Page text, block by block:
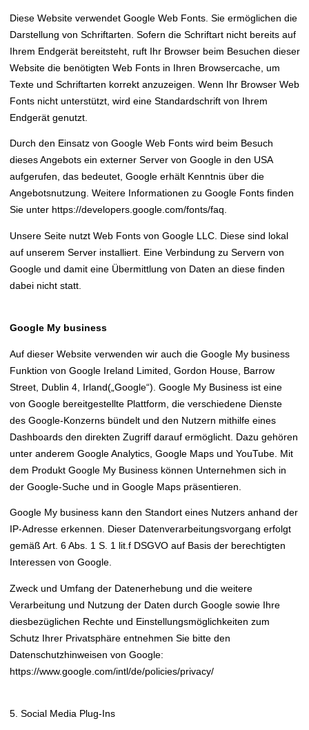
Diese Website verwendet Google Web Fonts. Sie ermöglichen die
Darstellung von Schriftarten. Sofern die Schriftart nicht bereits auf
Ihrem Endgerät bereitsteht, ruft Ihr Browser beim Besuchen dieser
Website die benötigten Web Fonts in Ihren Browsercache, um
Texte und Schriftarten korrekt anzuzeigen. Wenn Ihr Browser Web
Fonts nicht unterstützt, wird eine Standardschrift von Ihrem
Endgerät genutzt.
Durch den Einsatz von Google Web Fonts wird beim Besuch
dieses Angebots ein externer Server von Google in den USA
aufgerufen, das bedeutet, Google erhält Kenntnis über die
Angebotsnutzung. Weitere Informationen zu Google Fonts finden
Sie unter https://developers.google.com/fonts/faq.
Unsere Seite nutzt Web Fonts von Google LLC. Diese sind lokal
auf unserem Server installiert. Eine Verbindung zu Servern von
Google und damit eine Übermittlung von Daten an diese finden
dabei nicht statt.
Google My business
Auf dieser Website verwenden wir auch die Google My business
Funktion von Google Ireland Limited, Gordon House, Barrow
Street, Dublin 4, Irland(„Google“). Google My Business ist eine
von Google bereitgestellte Plattform, die verschiedene Dienste
des Google-Konzerns bündelt und den Nutzern mithilfe eines
Dashboards den direkten Zugriff darauf ermöglicht. Dazu gehören
unter anderem Google Analytics, Google Maps und YouTube. Mit
dem Produkt Google My Business können Unternehmen sich in
der Google-Suche und in Google Maps präsentieren.
Google My business kann den Standort eines Nutzers anhand der
IP-Adresse erkennen. Dieser Datenverarbeitungsvorgang erfolgt
gemäß Art. 6 Abs. 1 S. 1 lit.f DSGVO auf Basis der berechtigten
Interessen von Google.
Zweck und Umfang der Datenerhebung und die weitere
Verarbeitung und Nutzung der Daten durch Google sowie Ihre
diesbezüglichen Rechte und Einstellungsmöglichkeiten zum
Schutz Ihrer Privatsphäre entnehmen Sie bitte den
Datenschutzhinweisen von Google:
https://www.google.com/intl/de/policies/privacy/
5. Social Media Plug-Ins